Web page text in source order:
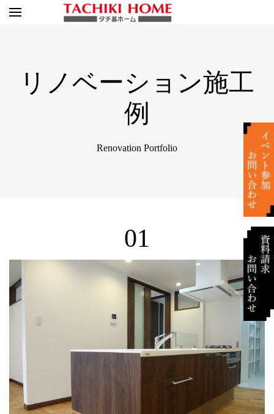
リノベーション施工
例
Renovation Portfolio
01